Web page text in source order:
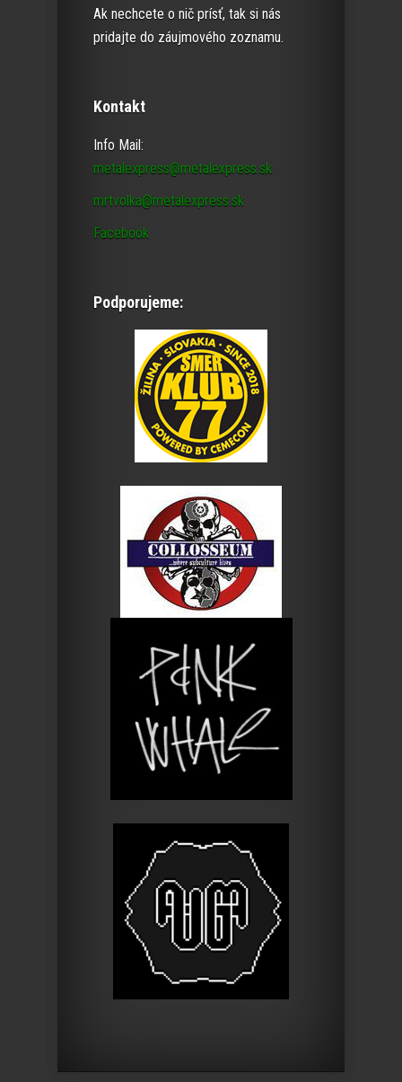
Ak nechcete o nič prísť, tak si nás
pridajte do záujmového zoznamu.
Kontakt
Info Mail:
metalexpress@metalexpress.sk
mrtvolka@metalexpress.sk
Facebook
Podporujeme: